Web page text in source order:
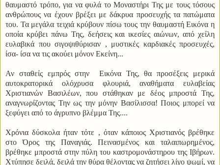
θαυμαστό τρόπο, για να φυλά το Μοναστήρι Της με τους τόσους
ανθρώπους να έχουν βρέξει με δάκρυα προσευχής τα πατώματα
του. Τα μεγάλα τειχιά κρύβουν πίσω τους την θαυμαστή Εικόνα η
οποία κρύβει πάνω Της, δεήσεις και ικεσίες αιώνων, από χείλη
ευλαβικά που σιγοψιθύρισαν , μυστικές καρδιακές προσευχές,
ίσα- ίσα να τις ακούει μόνον Εκείνη...
Αν σταθείς εμπρός στην Εικόνα Της, θα προσέξεις μερικά
αυτοκρατορικά ολόχρυσα φλουριά, αναθήματα ευλαβείας
Χριστιανών Βασιλέων, που στάθηκαν με δέος μπροστά Της,
αναγνωρίζοντας Την ως την μόνην Βασίλισσα! Ποιος μπορεί να
ξεφύγει από το άγρυπνο βλέμμα Της....
Χρόνια δύσκολα ήταν τότε , όταν κάποιος Χριστιανός βρέθηκε
στο Όρος της Παναγιάς. Πεινασμένος και ταλαιπωρημένος,
βρέθηκε μπροστά στην πύλη του καστρομονάστηρου της Ιβήρων.
Χτύπησε δειλά, δειλά την θύρα θέλοντας να ζητήσει λίγο ψωμί, να